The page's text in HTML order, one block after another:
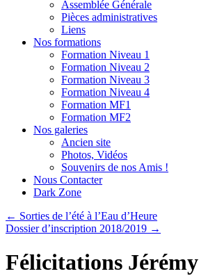
Assemblée Générale
Pièces administratives
Liens
Nos formations
Formation Niveau 1
Formation Niveau 2
Formation Niveau 3
Formation Niveau 4
Formation MF1
Formation MF2
Nos galeries
Ancien site
Photos, Vidéos
Souvenirs de nos Amis !
Nous Contacter
Dark Zone
← Sorties de l’été à l’Eau d’Heure
Dossier d’inscription 2018/2019 →
Félicitations Jérémy